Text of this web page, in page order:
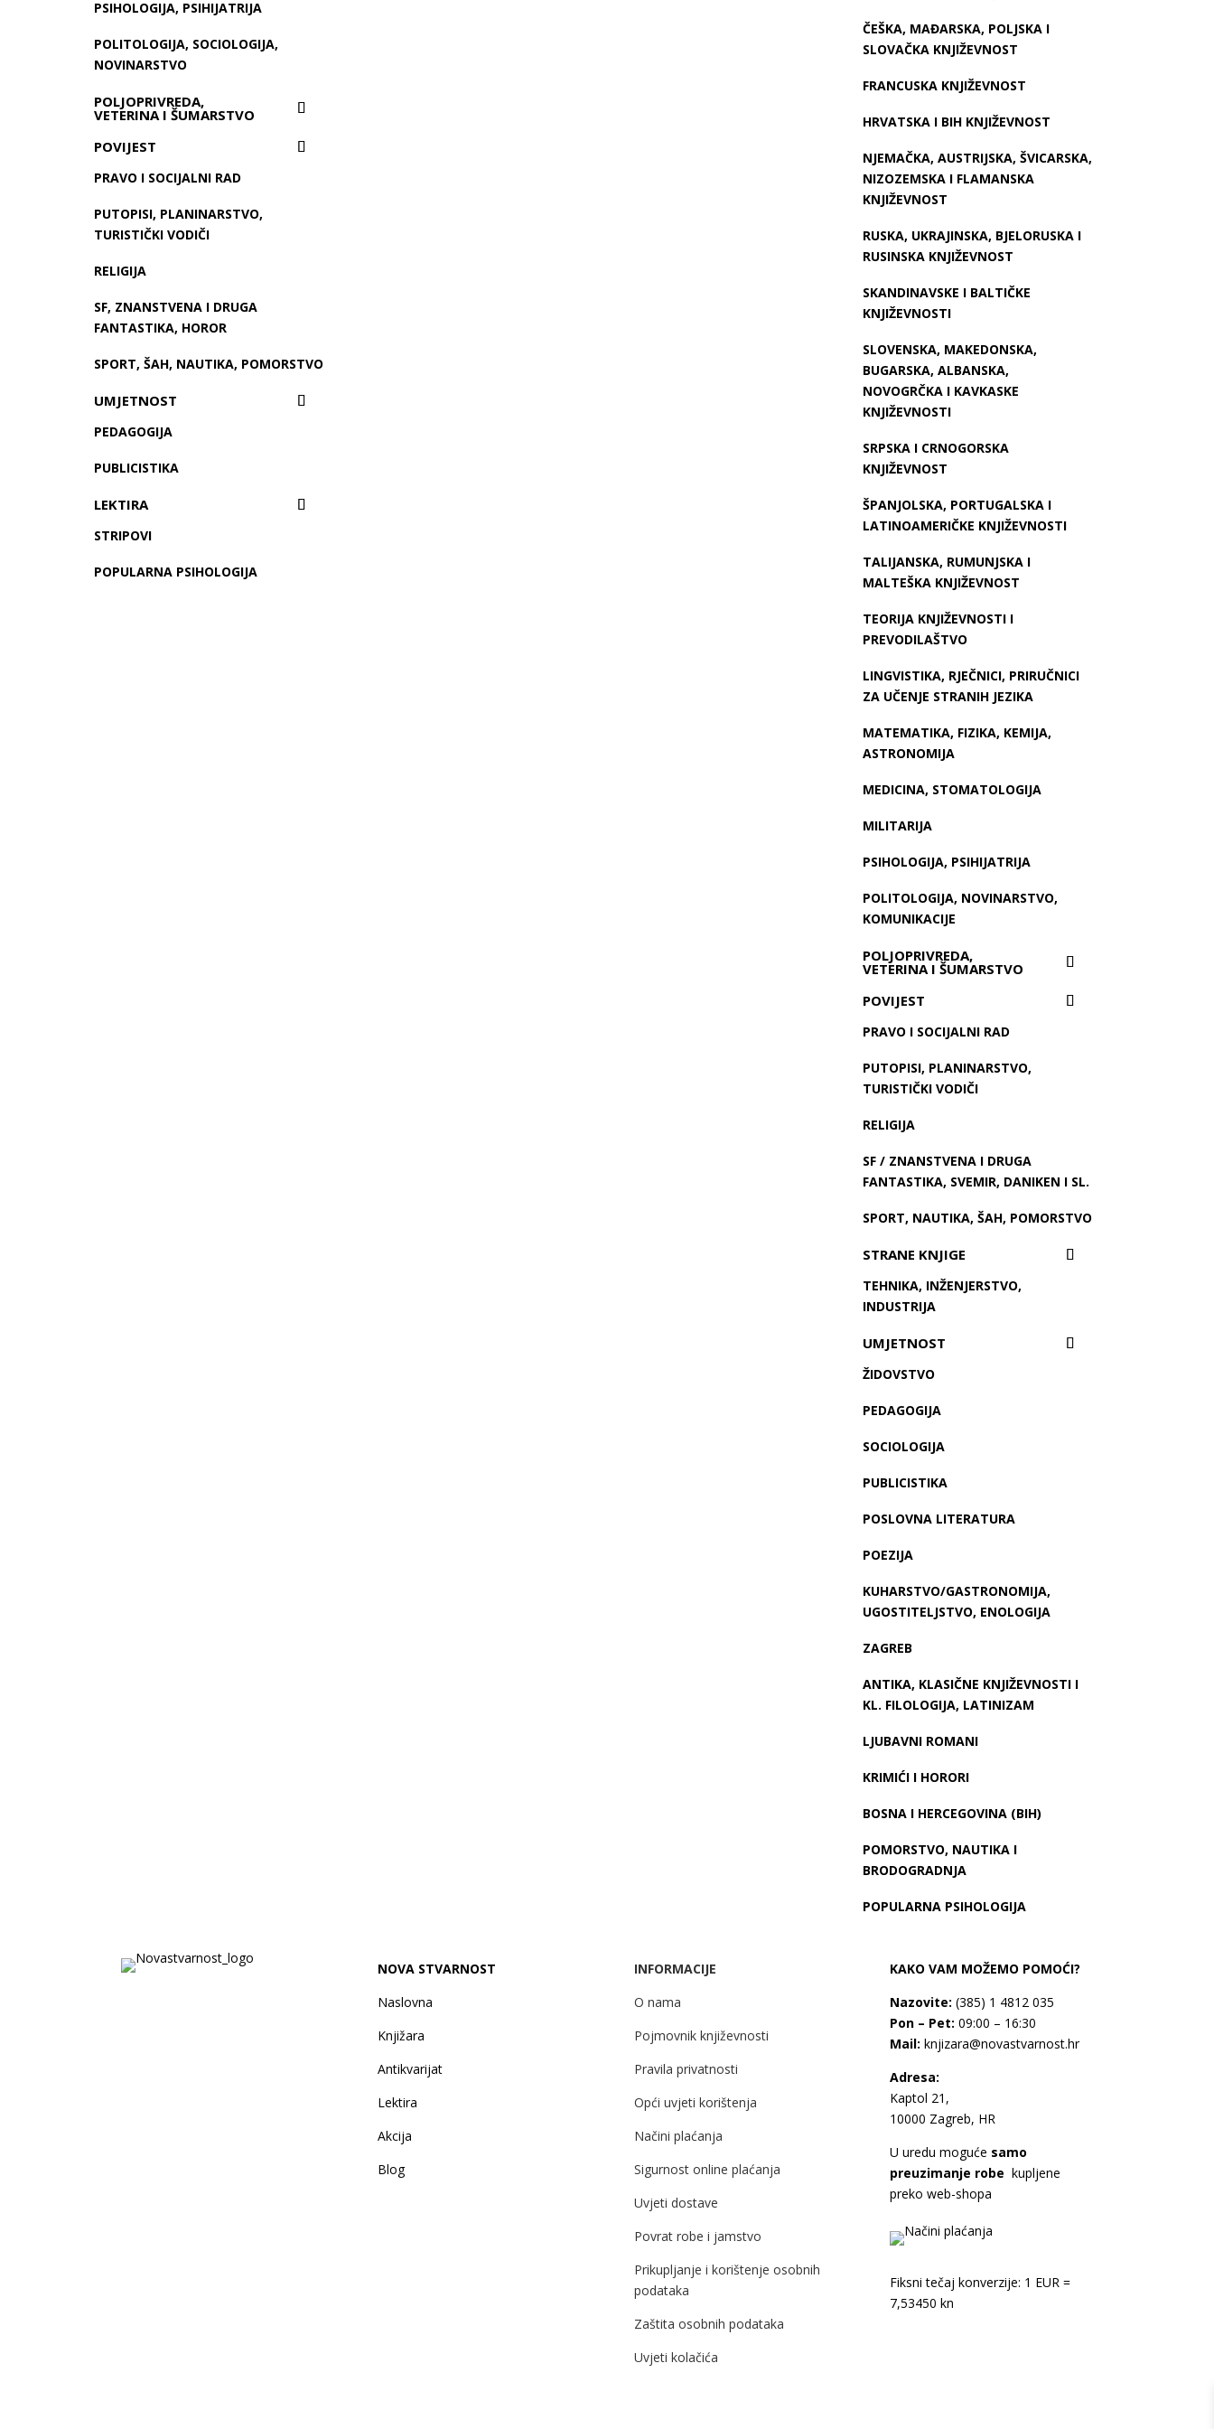
PSIHOLOGIJA, PSIHIJATRIJA
POLITOLOGIJA, SOCIOLOGIJA,
NOVINARSTVO
POLJOPRIVREDA,
VETERINA I ŠUMARSTVO
POVIJEST
PRAVO I SOCIJALNI RAD
PUTOPISI, PLANINARSTVO,
TURISTIČKI VODIČI
RELIGIJA
SF, ZNANSTVENA I DRUGA
FANTASTIKA, HOROR
SPORT, ŠAH, NAUTIKA, POMORSTVO
UMJETNOST
PEDAGOGIJA
PUBLICISTIKA
LEKTIRA
STRIPOVI
POPULARNA PSIHOLOGIJA
ČEŠKA, MAĐARSKA, POLJSKA I
SLOVAČKA KNJIŽEVNOST
FRANCUSKA KNJIŽEVNOST
HRVATSKA I BIH KNJIŽEVNOST
NJEMAČKA, AUSTRIJSKA, ŠVICARSKA,
NIZOZEMSKA I FLAMANSKA
KNJIŽEVNOST
RUSKA, UKRAJINSKA, BJELORUSKA I
RUSINSKA KNJIŽEVNOST
SKANDINAVSKE I BALTIČKE
KNJIŽEVNOSTI
SLOVENSKA, MAKEDONSKA,
BUGARSKA, ALBANSKA,
NOVOGRČKA I KAVKASKE
KNJIŽEVNOSTI
SRPSKA I CRNOGORSKA
KNJIŽEVNOST
ŠPANJOLSKA, PORTUGALSKA I
LATINOAMERIČKE KNJIŽEVNOSTI
TALIJANSKA, RUMUNJSKA I
MALTEŠKA KNJIŽEVNOST
TEORIJA KNJIŽEVNOSTI I
PREVODILAŠTVO
LINGVISTIKA, RJEČNICI, PRIRUČNICI
ZA UČENJE STRANIH JEZIKA
MATEMATIKA, FIZIKA, KEMIJA,
ASTRONOMIJA
MEDICINA, STOMATOLOGIJA
MILITARIJA
PSIHOLOGIJA, PSIHIJATRIJA
POLITOLOGIJA, NOVINARSTVO,
KOMUNIKACIJE
POLJOPRIVREDA,
VETERINA I ŠUMARSTVO
POVIJEST
PRAVO I SOCIJALNI RAD
PUTOPISI, PLANINARSTVO,
TURISTIČKI VODIČI
RELIGIJA
SF / ZNANSTVENA I DRUGA
FANTASTIKA, SVEMIR, DANIKEN I SL.
SPORT, NAUTIKA, ŠAH, POMORSTVO
STRANE KNJIGE
TEHNIKA, INŽENJERSTVO,
INDUSTRIJA
UMJETNOST
ŽIDOVSTVO
PEDAGOGIJA
SOCIOLOGIJA
PUBLICISTIKA
POSLOVNA LITERATURA
POEZIJA
KUHARSTVO/GASTRONOMIJA,
UGOSTITELJSTVO, ENOLOGIJA
ZAGREB
ANTIKA, KLASIČNE KNJIŽEVNOSTI I
KL. FILOLOGIJA, LATINIZAM
LJUBAVNI ROMANI
KRIMIĆI I HORORI
BOSNA I HERCEGOVINA (BIH)
POMORSTVO, NAUTIKA I
BRODOGRADNJA
POPULARNA PSIHOLOGIJA
NOVA STVARNOST
Naslovna
Knjižara
Antikvarijat
Lektira
Akcija
Blog
INFORMACIJE
O nama
Pojmovnik književnosti
Pravila privatnosti
Opći uvjeti korištenja
Načini plaćanja
Sigurnost online plaćanja
Uvjeti dostave
Povrat robe i jamstvo
Prikupljanje i korištenje osobnih
podataka
Zaštita osobnih podataka
Uvjeti kolačića
KAKO VAM MOŽEMO POMOĆI?
Nazovite: (385) 1 4812 035
Pon – Pet: 09:00 – 16:30
Mail: knjizara@novastvarnost.hr
Adresa:
Kaptol 21,
10000 Zagreb, HR
U uredu moguće samo
preuzimanje robe kupljene
preko web-shopa
Fiksni tečaj konverzije: 1 EUR =
7,53450 kn